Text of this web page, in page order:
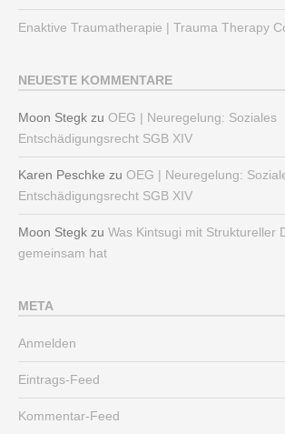
Enaktive Traumatherapie | Trauma Therapy
NEUESTE KOMMENTARE
Moon Stegk zu OEG | Neuregelung: Soziales
Entschädigungsrecht SGB XIV
Karen Peschke zu OEG | Neuregelung:
Entschädigungsrecht SGB XIV
Moon Stegk zu Was Kintsugi mit Struktureller
gemeinsam hat
META
Anmelden
Eintrags-Feed
Kommentar-Feed